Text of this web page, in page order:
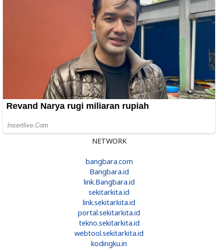
NETWORK
bangbara.com
Bangbara.id
link.Bangbara.id
sekitarkita.id
link.sekitarkita.id
portal.sekitarkita.id
tekno.sekitarkita.id
webtool.sekitarkita.id
kodingku.in